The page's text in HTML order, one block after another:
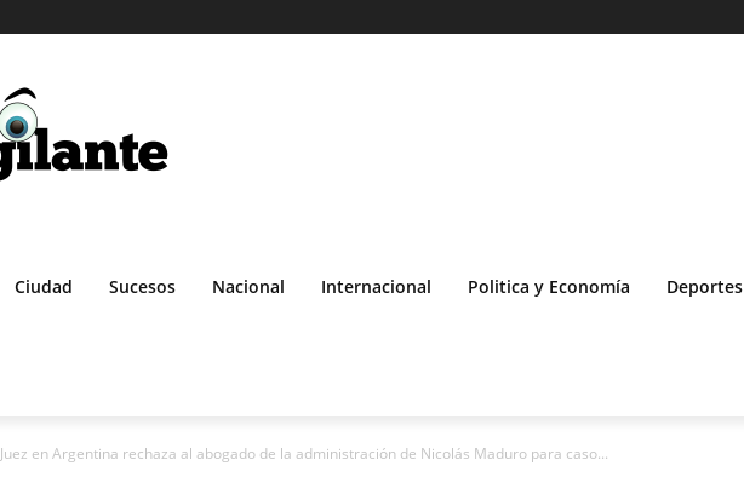
Ciudad Sucesos Nacional Internacional Politica y Economía Deportes
Juez en Argentina rechaza al abogado de la administración de Nicolás Maduro para caso...